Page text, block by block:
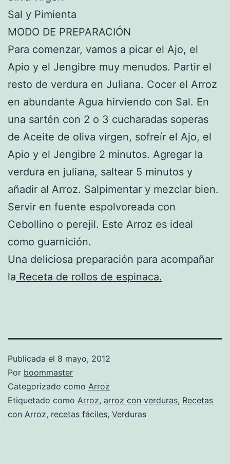
Sal y Pimienta
MODO DE PREPARACIÓN
Para comenzar, vamos a picar el Ajo, el
Apio y el Jengibre muy menudos. Partir el
resto de verdura en Juliana. Cocer el Arroz
en abundante Agua hirviendo con Sal. En
una sartén con 2 o 3 cucharadas soperas
de Aceite de oliva virgen, sofreír el Ajo, el
Apio y el Jengibre 2 minutos. Agregar la
verdura en juliana, saltear 5 minutos y
añadir al Arroz. Salpimentar y mezclar bien.
Servir en fuente espolvoreada con
Cebollino o perejil. Este Arroz es ideal
como guarnición.
Una deliciosa preparación para acompañar
la Receta de rollos de espinaca.
Publicada el 8 mayo, 2012
Por boommaster
Categorizado como Arroz
Etiquetado como Arroz, arroz con verduras, Recetas
con Arroz, recetas fáciles, Verduras